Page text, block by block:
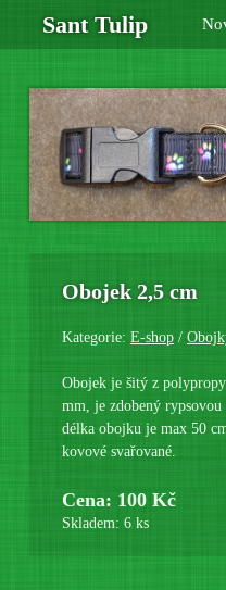
Sant Tulip
Obojek 2,5 cm
Kategorie: E-shop/
Obojek je šitý z
mm, je zdobený
délka obojku je max 50
kovové svařované.
Cena: 100 Kč
Skladem: 6 ks